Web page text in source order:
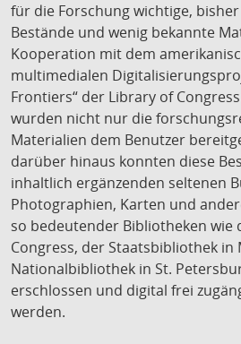
für die Forschung wichtige,
Bestände und wenig bekannte
Kooperation mit dem
multimedialen
Frontiers“ der Library of
wurden nicht nur die
Materialien dem Benutzer
darüber hinaus konnten diese
inhaltlich ergänzenden seltenen
Photographien, Karten und
so bedeutender Bibliotheken wie
Congress, der Staatsbibliothek in
Nationalbibliothek in St.
erschlossen und digital frei
werden.